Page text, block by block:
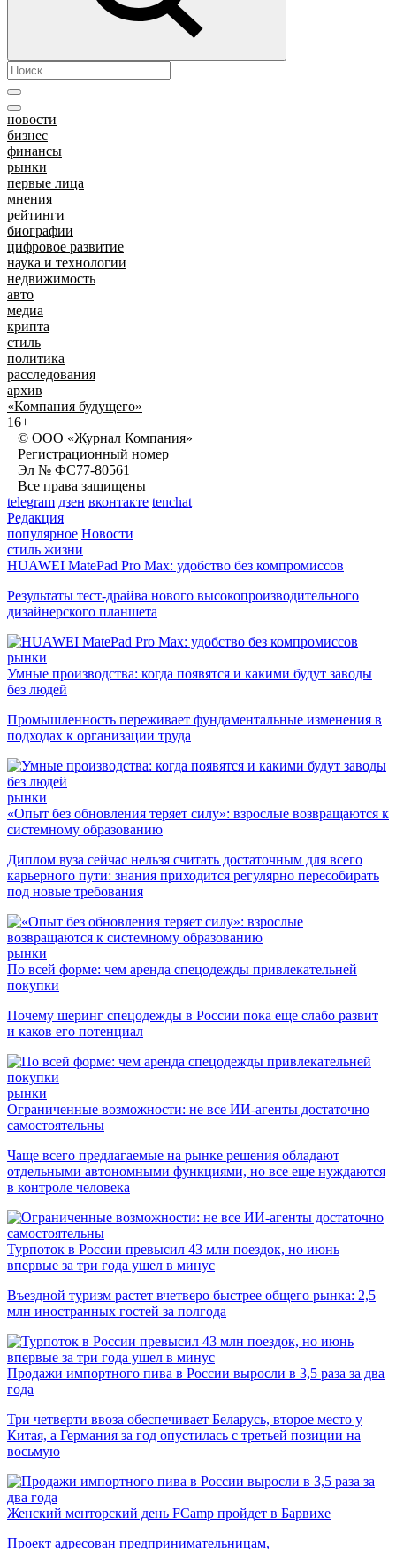
новости
бизнес
финансы
рынки
первые лица
мнения
рейтинги
биографии
цифровое развитие
наука и технологии
недвижимость
авто
медиа
крипта
стиль
политика
расследования
архив
«Компания будущего»
16+
© ООО «Журнал Компания»
Регистрационный номер
Эл № ФС77-80561
Все права защищены
telegram дзен вконтакте tenchat
Редакция
популярное Новости
стиль жизни
HUAWEI MatePad Pro Max: удобство без компромиссов
Результаты тест-драйва нового высокопроизводительного
дизайнерского планшета
рынки
Умные производства: когда появятся и какими будут заводы
без людей
Промышленность переживает фундаментальные изменения в
подходах к организации труда
рынки
«Опыт без обновления теряет силу»: взрослые возвращаются к
системному образованию
Диплом вуза сейчас нельзя считать достаточным для всего
карьерного пути: знания приходится регулярно пересобирать
под новые требования
рынки
По всей форме: чем аренда спецодежды привлекательней
покупки
Почему шеринг спецодежды в России пока еще слабо развит
и каков его потенциал
рынки
Ограниченные возможности: не все ИИ-агенты достаточно
самостоятельны
Чаще всего предлагаемые на рынке решения обладают
отдельными автономными функциями, но все еще нуждаются
в контроле человека
Турпоток в России превысил 43 млн поездок, но июнь
впервые за три года ушел в минус
Въездной туризм растет вчетверо быстрее общего рынка: 2,5
млн иностранных гостей за полгода
Продажи импортного пива в России выросли в 3,5 раза за два
года
Три четверти ввоза обеспечивает Беларусь, второе место у
Китая, а Германия за год опустилась с третьей позиции на
восьмую
Женский менторский день FCamp пройдет в Барвихе
Проект адресован предпринимательницам,